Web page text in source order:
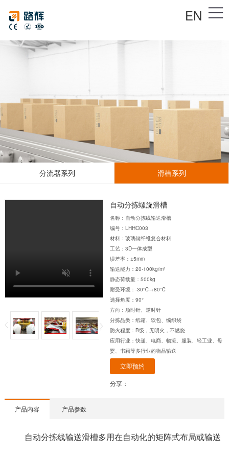
EN
分流器系列 滑槽系列
自动分拣螺旋滑槽
名称：自动分拣线输送滑槽
编号：LHHC003
材料：玻璃钢纤维复合材料
工艺：3D一体成型
误差率：±5mm
输送能力：20-100kg/m²
静态荷载量：500kg
耐受环境：-30℃-+80℃
选择角度：90°
方向：顺时针、逆时针
分拣品类：纸箱、软包、编织袋
防火程度：B级，无明火，不燃烧
应用行业：快递、电商、物流、服装、轻工业、母
婴、书籍等多行业的物品输送
立即预约
分享：
产品内容 产品参数
自动分拣线输送滑槽多用在自动化的矩阵式布局或输送